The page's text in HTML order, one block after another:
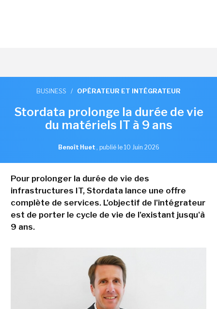
BUSINESS / OPÉRATEUR ET INTÉGRATEUR
Stordata prolonge la durée de vie
du matériels IT à 9 ans
Benoît Huet , publié le 10 Juin 2026
Pour prolonger la durée de vie des
infrastructures IT, Stordata lance une offre
complète de services. L'objectif de l'intégrateur
est de porter le cycle de vie de l'existant jusqu'à
9 ans.